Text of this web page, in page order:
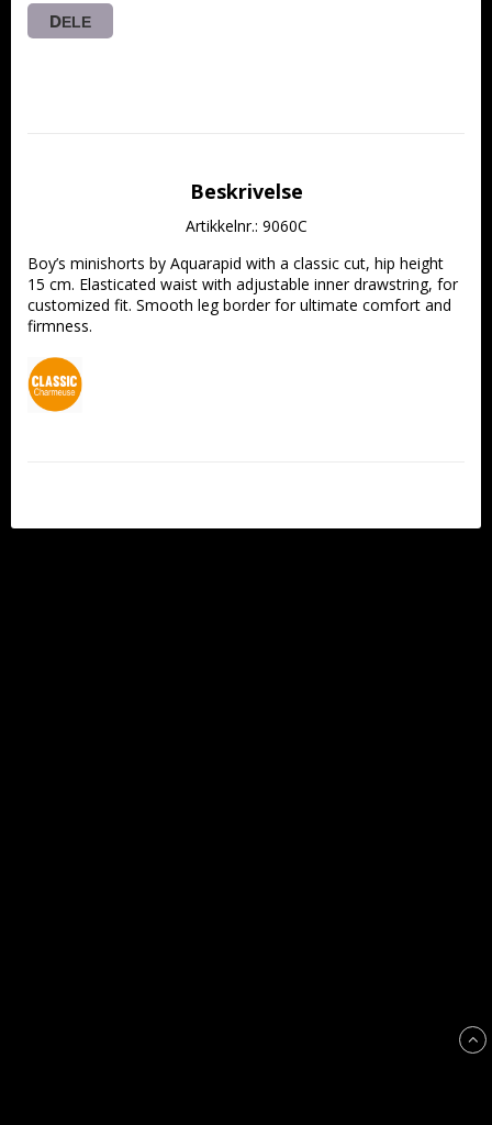
DELE
Beskrivelse
Artikkelnr.: 9060C
Boy’s minishorts by Aquarapid with a classic cut, hip height
15 cm. Elasticated waist with adjustable inner drawstring, for
customized fit. Smooth leg border for ultimate comfort and
firmness.